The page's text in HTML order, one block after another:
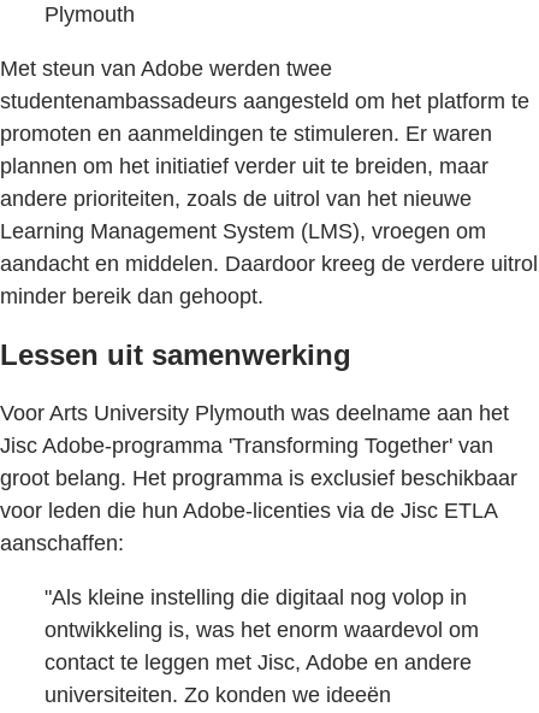
Plymouth
Met steun van Adobe werden twee
studentenambassadeurs aangesteld om het platform te
promoten en aanmeldingen te stimuleren. Er waren
plannen om het initiatief verder uit te breiden, maar
andere prioriteiten, zoals de uitrol van het nieuwe
Learning Management System (LMS), vroegen om
aandacht en middelen. Daardoor kreeg de verdere uitrol
minder bereik dan gehoopt.
Lessen uit samenwerking
Voor Arts University Plymouth was deelname aan het
Jisc Adobe-programma 'Transforming Together' van
groot belang. Het programma is exclusief beschikbaar
voor leden die hun Adobe-licenties via de Jisc ETLA
aanschaffen:
"Als kleine instelling die digitaal nog volop in
ontwikkeling is, was het enorm waardevol om
contact te leggen met Jisc, Adobe en andere
universiteiten. Zo konden we ideeën